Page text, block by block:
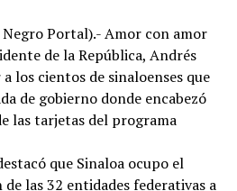
Negro Portal).- Amor con amor
de la República, Andrés
los cientos de sinaloenses que
de gobierno donde encabezó
las tarjetas del programa
que Sinaloa ocupo el
las 32 entidades federativas a